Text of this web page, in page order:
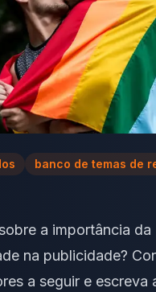
banco de temas de
a importância da
na publicidade?
a seguir e escreva